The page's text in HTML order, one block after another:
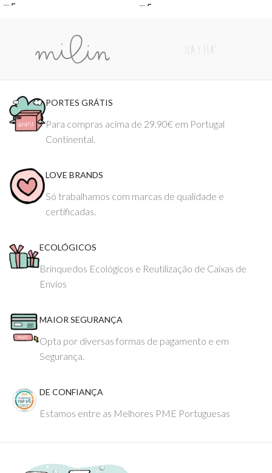
PORTES GRÁTIS
Para compras acima de 29.90€ em Portugal
Continental.
LOVE BRANDS
Só trabalhamos com marcas de qualidade e
certificadas.
ECOLÓGICOS
Brinquedos Ecológicos e Reutilização de Caixas de
Envios
MAIOR SEGURANÇA
Opta por diversas formas de pagamento e em
Segurança.
DE CONFIANÇA
Estamos entre as Melhores PME Portuguesas